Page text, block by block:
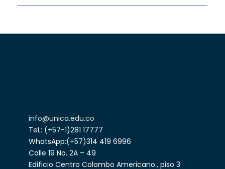
info@unica.edu.co
TeL: (+57-1)281 17777
WhatsApp:(+57)314 419 6996
Calle 19 No. 2A – 49
Edificio Centro Colombo Americano., piso 3